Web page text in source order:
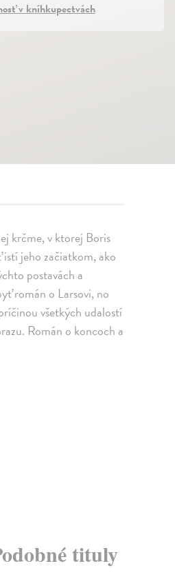
v kníhkupectvách
krčme, v ktorej Boris
jeho začiatkom, ako
postavách a
román o Larsovi, no
všetkých udalostí
Román o koncoch a
tituly